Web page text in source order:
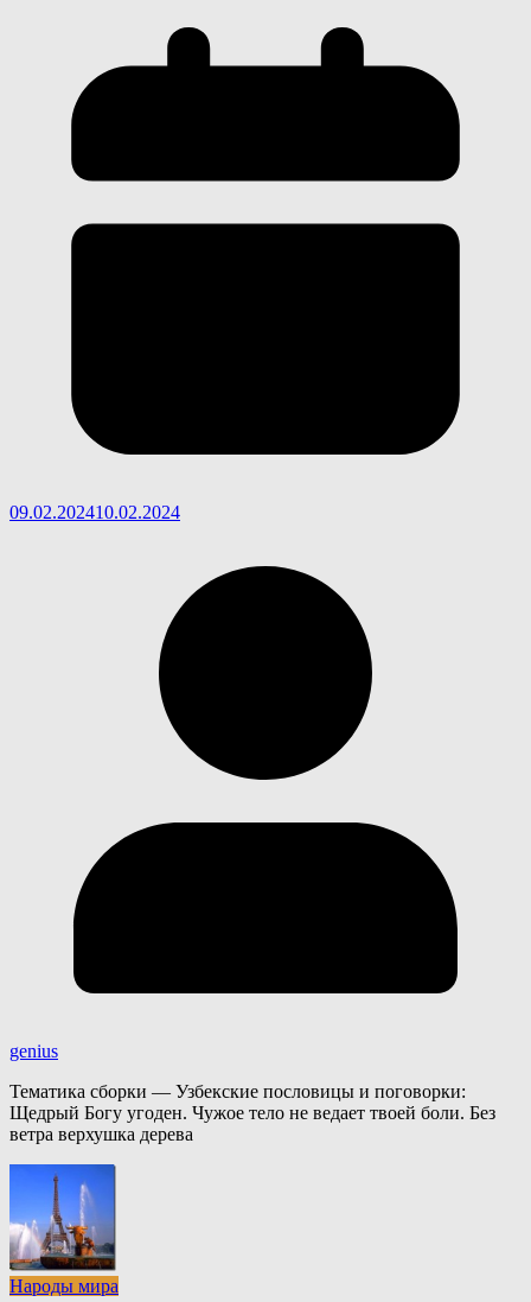
09.02.202410.02.2024
genius
Тематика сборки — Узбекские пословицы и поговорки:
Щедрый Богу угоден. Чужое тело не ведает твоей боли. Без
ветра верхушка дерева
Народы мира